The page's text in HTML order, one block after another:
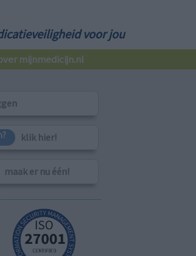
voor jou
mijnmedicijn.nl
klik hier!
maak er nu één!